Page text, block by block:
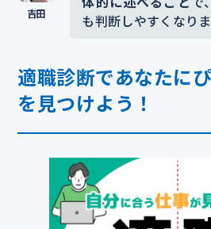
も判断しやすくなりま
適職診断であなたに
を見つけよう！